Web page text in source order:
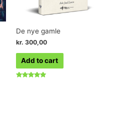
De nye gamle
kr. 300,00
Add to cart